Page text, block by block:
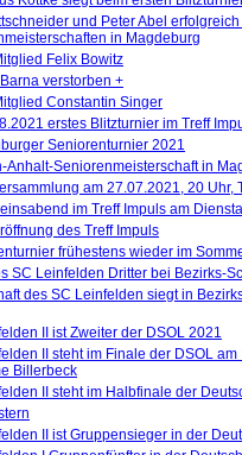
und Peter Abel
in Magdeburg
Felix Bowitz
verstorben +
Constantin Singer
erstes Blitzturnier im Treff
Seniorenturnier 2021
Anhalt-Seniorenmeisterschaft in
am 27.07.2021, 20 Uhr,
im Treff Impuls am
des Treff Impuls
frühestens wieder im
SC Leinfelden Dritter bei Bezirks-
des SC Leinfelden siegt in
II ist Zweiter der DSOL 2021
II steht im Finale der DSOL
Billerbeck
II steht im Halbfinale der
II ist Gruppensieger in der